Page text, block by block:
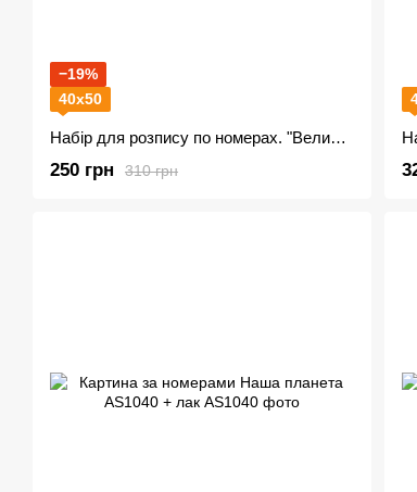
−19%
40х50
Набір для розпису по номерах. "Велична краса" 40x50см
310 грн
250 грн